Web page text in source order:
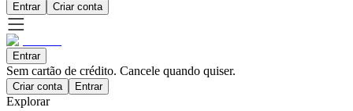
Entrar Criar conta
Entrar
Sem cartão de crédito. Cancele quando quiser.
Criar conta Entrar
Explorar